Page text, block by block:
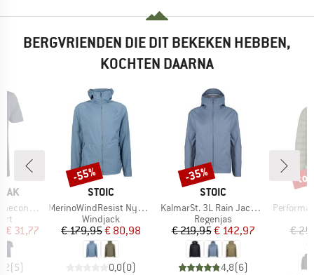
BERGVRIENDEN DIE DIT BEKEKEN HEBBEN,
KOCHTEN DAARNA
T-Shirt
prijs
€ 31,77
(5)
MERK
STOIC
Artikel
MerinoWindResist NyhemSt. Jacket with Hood
Productgroep
Windjack
Prijs
€ 179,95Verlaagde prijs
€ 80,98
0,0(0)
Korting
-55%
MERK
STOIC
Artikel
KalmarSt. 3L Rain Jacket II
Productgroep
Regenjas
Prijs
€ 219,95Verlaagde prijs
€ 142,97
4,8(6)
Korting
-35%
Artikel
PerformanceDown
€
tot